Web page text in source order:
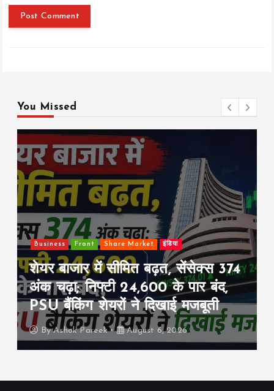
You Missed
इंडिया
बढ़त, सेंसेक्स 374
के पार बंद,
दिखाई मजबूती
6, 2026
Front इंडिया खेल
श्रीलंका टेस्ट सीरीज
की बड़ी तैयारी, आज
के खिलाफ वार्म-अप
ByAshok Pareek